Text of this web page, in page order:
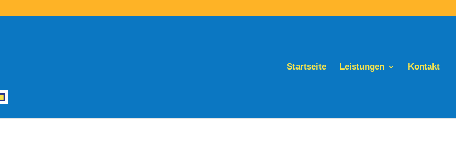
Startseite Leistungen Kontakt